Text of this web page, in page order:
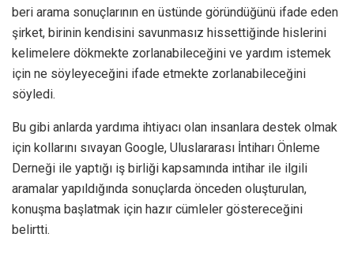
beri arama sonuçlarının en üstünde göründüğünü ifade eden
şirket, birinin kendisini savunmasız hissettiğinde hislerini
kelimelere dökmekte zorlanabileceğini ve yardım istemek
için ne söyleyeceğini ifade etmekte zorlanabileceğini
söyledi.
Bu gibi anlarda yardıma ihtiyacı olan insanlara destek olmak
için kollarını sıvayan Google, Uluslararası İntiharı Önleme
Derneği ile yaptığı iş birliği kapsamında intihar ile ilgili
aramalar yapıldığında sonuçlarda önceden oluşturulan,
konuşma başlatmak için hazır cümleler göstereceğini
belirtti.